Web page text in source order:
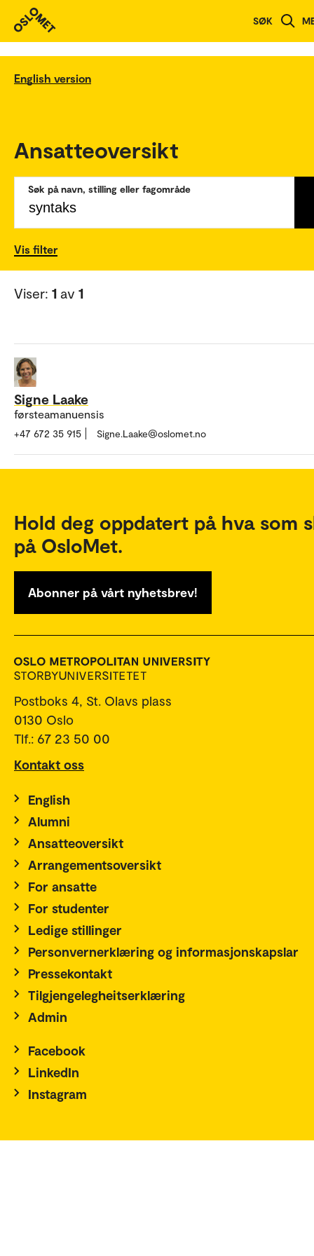
SØK
English version
Ansatteoversikt
Søk på navn, stilling eller fagområde
Vis filter
Viser: 1 av 1
Signe Laake
førsteamanuensis
+47 672 35 915 Signe.Laake@oslomet.no
Hold deg oppdatert på hva som
på OsloMet.
Abonner på vårt nyhetsbrev!
Postboks 4, St. Olavs plass
0130 Oslo
Tlf.: 67 23 50 00
Kontakt oss
English
Alumni
Ansatteoversikt
Arrangementsoversikt
For ansatte
For studenter
Ledige stillinger
Personvernerklæring og informasjonskapslar
Pressekontakt
Tilgjengelegheitserklæring
Admin
Facebook
LinkedIn
Instagram